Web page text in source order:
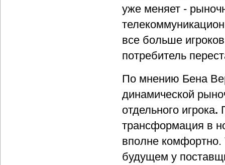
уже меняет -
все больше
потребитель
По мнению Бена
динамической
отдельного игрока.
трансформация в
вполне
будущем у